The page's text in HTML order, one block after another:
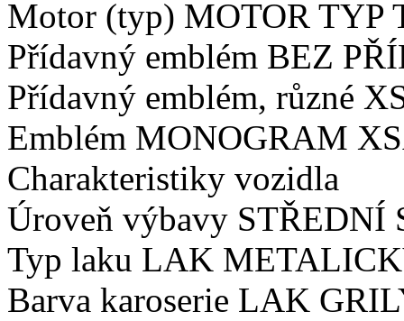
Motor (typ) MOTOR TYP
Přídavný emblém BEZ
Přídavný emblém, různé
Emblém MONOGRAM
Charakteristiky vozidla
Úroveň výbavy STŘEDNÍ
Typ laku LAK
Barva karoserie LAK